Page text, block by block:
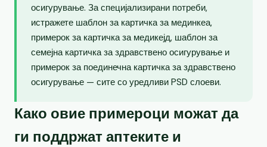
осигурување. За специјализирани потреби,
истражете шаблон за картичка за мединкеа,
примерок за картичка за медикејд, шаблон за
семејна картичка за здравствено осигурување и
примерок за поединечна картичка за здравствено
осигурување — сите со уредливи PSD слоеви.
Како овие примероци можат да
ги поддржат аптеките и